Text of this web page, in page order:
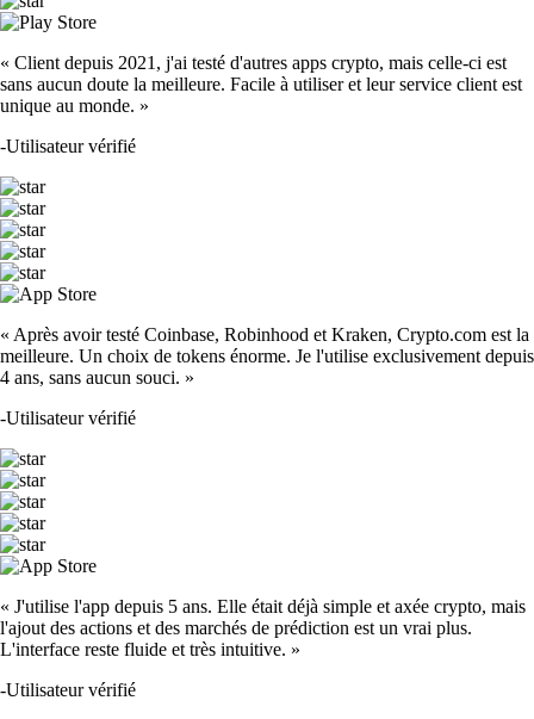
« Client depuis 2021, j'ai testé d'autres apps crypto, mais celle-ci est
sans aucun doute la meilleure. Facile à utiliser et leur service client est
unique au monde. »
-Utilisateur vérifié
« Après avoir testé Coinbase, Robinhood et Kraken, Crypto.com est la
meilleure. Un choix de tokens énorme. Je l'utilise exclusivement depuis
4 ans, sans aucun souci. »
-Utilisateur vérifié
« J'utilise l'app depuis 5 ans. Elle était déjà simple et axée crypto, mais
l'ajout des actions et des marchés de prédiction est un vrai plus.
L'interface reste fluide et très intuitive. »
-Utilisateur vérifié